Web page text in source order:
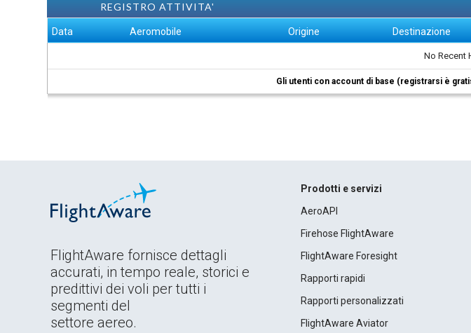
REGISTRO ATTIVITA'
Data Aeromobile Origine Destinazione
No Recent
Gli utenti con account di base (registrarsi è
FlightAware fornisce dettagli
accurati, in tempo reale, storici e
predittivi dei voli per tutti i
segmenti del
settore aereo.
Prodotti e servizi
AeroAPI
Firehose FlightAware
FlightAware Foresight
Rapporti rapidi
Rapporti personalizzati
FlightAware Aviator